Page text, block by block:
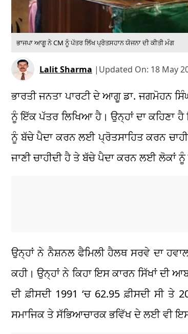
ਭਾਜਪਾ ਆਗੂ ਨੇ CM ਨੂੰ ਪੱਤਰ ਲਿੱਖ ਪ੍ਰੋਤਸਹਾਨ ਯੋਜਨਾ ਦੀ ਕੀਤੀ ਮੰਗ
Lalit Sharma | Updated On: 18 May
ਭਾਰਤੀ ਜਨਤਾ ਪਾਰਟੀ ਦੇ ਆਗੂ ਡਾ. ਜਗਮੋਹਨ
ਨੂੰ ਇੱਕ ਪੱਤਰ ਲਿਖਿਆ ਹੈ। ਉਨ੍ਹਾਂ ਦਾ ਕਹਿਣਾ ਹੈ
ਨੂੰ ਬੱਚੇ ਪੈਦਾ ਕਰਨ ਲਈ ਪ੍ਰੋਤਸਾਹਿਤ ਕਰਨ
ਜਾਣੀ ਚਾਹੀਦੀ ਹੈ ਤੇ ਬੱਚੇ ਪੈਦਾ ਕਰਨ ਲਈ ਲੋਕਾਂ ਨੂੰ
ਉਨ੍ਹਾਂ ਨੇ ਨੈਸ਼ਨਲ ਫੈਮਿਲੀ ਹੈਲਥ ਸਰਵੇ ਦਾ
ਕਹੀ। ਉਨ੍ਹਾਂ ਨੇ ਕਿਹਾ ਇਸ ਕਾਰਨ ਸਿੱਖਾਂ ਦੀ
ਦੀ ਫ਼ੀਸਦੀ 1991 ‘ਚ 62.95 ਫ਼ੀਸਦੀ ਸੀ
ਸਮਾਜਿਕ ਤੇ ਸੱਭਿਆਚਾਰਕ ਭਵਿੱਖ ਦੇ ਲਈ ਵੀ